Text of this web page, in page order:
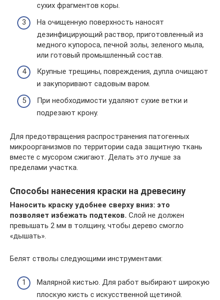
сухих фрагментов коры.
На очищенную поверхность наносят
дезинфицирующий раствор, приготовленный из
медного купороса, печной золы, зеленого мыла,
или готовый промышленный состав.
Крупные трещины, повреждения, дупла очищают
и закупоривают садовым варом.
При необходимости удаляют сухие ветки и
подрезают крону.
Для предотвращения распространения патогенных
микроорганизмов по территории сада защитную ткань
вместе с мусором сжигают. Делать это лучше за
пределами участка.
Способы нанесения краски на древесину
Наносить краску удобнее сверху вниз: это
позволяет избежать подтеков. Слой не должен
превышать 2 мм в толщину, чтобы дерево смогло
«дышать».
Белят стволы следующими инструментами:
Малярной кистью. Для работ выбирают широкую
плоскую кисть с искусственной щетиной.